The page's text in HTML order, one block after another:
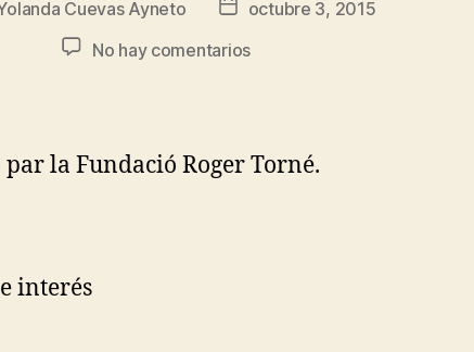
Cuevas Ayneto
octubre 3, 2015
No hay comentarios
la Fundació Roger Torné.
interés